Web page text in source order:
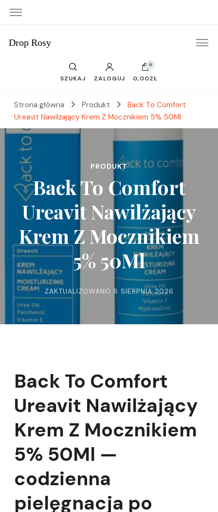
Drop Rosy
SZUKAJ ZALOGUJ
0
0,00ZŁ
Strona główna Produkt
Back To Comfort
Ureavit Nawilżający Krem Z Mocznikiem 5% 50Ml
PRODUKT
Back To Comfort
Ureavit Nawilżający
Krem Z Mocznikiem
5% 50Ml
ZAKTUALIZOWANO 8 SIERPNIA 2026
Back To Comfort
Ureavit Nawilżający
Krem Z Mocznikiem
5% 50Ml —
codzienna
pielęgnacja po